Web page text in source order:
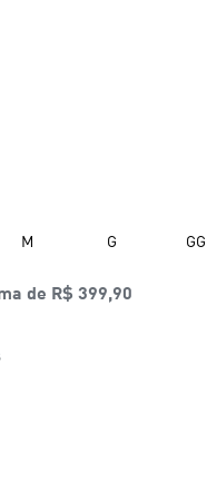
M G GG
de R$ 399,90